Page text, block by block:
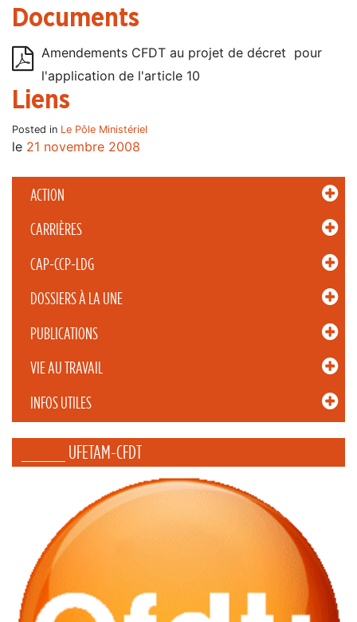
ACTION
CARRIÈRES
CAP-CCP-LDG
DOSSIERS À LA UNE
PUBLICATIONS
VIE AU TRAVAIL
INFOS UTILES
_____ UFETAM-CFDT
Documents
Amendements CFDT au projet de décret pour
l'application de l'article 10
Liens
Posted in Le Pôle Ministériel
le 21 novembre 2008